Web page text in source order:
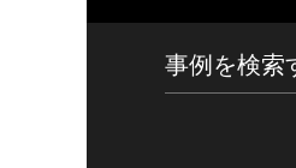
事例を検索